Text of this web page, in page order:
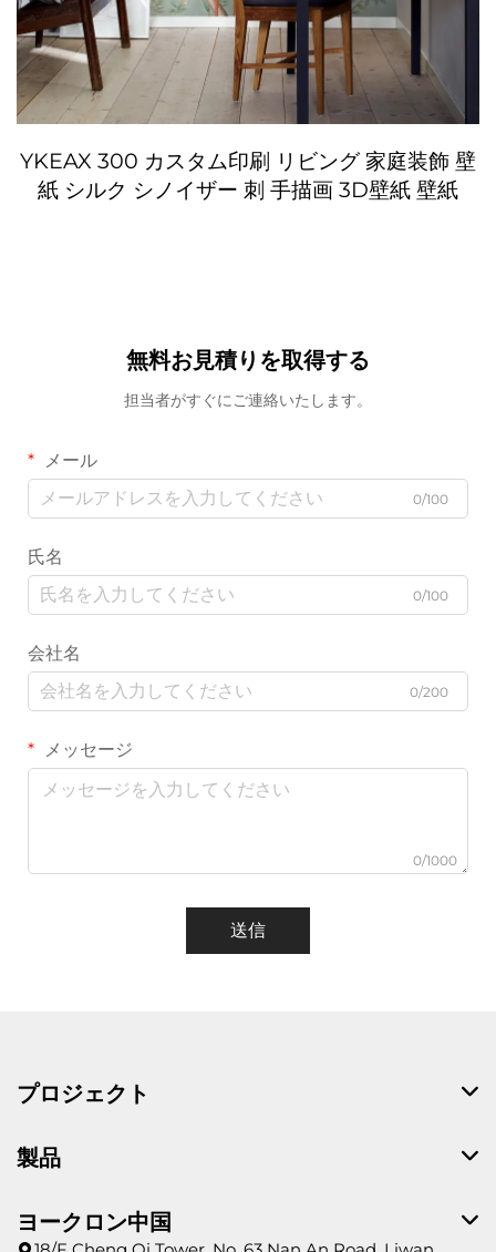
YKEAX 300 カスタム印刷 リビング 家庭装飾 壁
紙 シルク シノイザー 刺 手描画 3D壁紙 壁紙
無料お見積りを取得する
担当者がすぐにご連絡いたします。
メール
0/100
氏名
0/100
会社名
0/200
メッセージ
0/1000
送信
プロジェクト
製品
ヨークロン中国